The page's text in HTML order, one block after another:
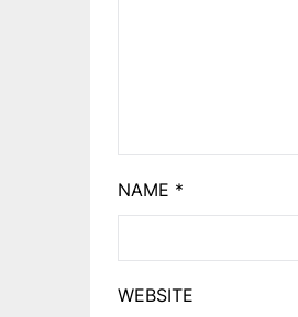
NAME *
WEBSITE